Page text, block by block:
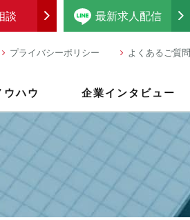
最新求人配信
談
プライバシーポリシー よくあるご質問
ウハウ 企業インタビュー